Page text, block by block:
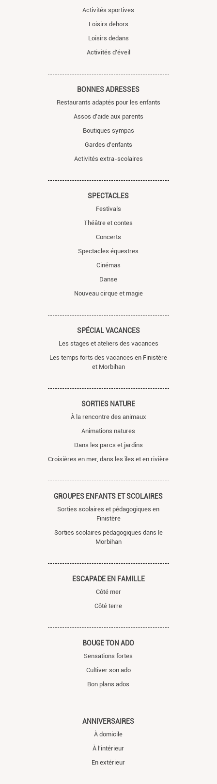
Activités sportives
Loisirs dehors
Loisirs dedans
Activités d'éveil
BONNES ADRESSES
Restaurants adaptés pour les enfants
Assos d'aide aux parents
Boutiques sympas
Gardes d'enfants
Activités extra-scolaires
SPECTACLES
Festivals
Théâtre et contes
Concerts
Spectacles équestres
Cinémas
Danse
Nouveau cirque et magie
SPÉCIAL VACANCES
Les stages et ateliers des vacances
Les temps forts des vacances en Finistère
et Morbihan
SORTIES NATURE
À la rencontre des animaux
Animations natures
Dans les parcs et jardins
Croisières en mer, dans les îles et en rivière
GROUPES ENFANTS ET SCOLAIRES
Sorties scolaires et pédagogiques en
Finistère
Sorties scolaires pédagogiques dans le
Morbihan
ESCAPADE EN FAMILLE
Côté mer
Côté terre
BOUGE TON ADO
Sensations fortes
Cultiver son ado
Bon plans ados
ANNIVERSAIRES
À domicile
À l'intérieur
En extérieur